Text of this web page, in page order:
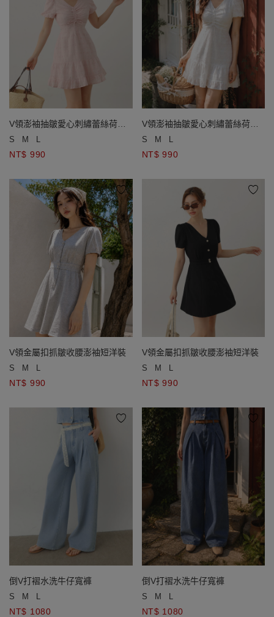
V領澎袖抽皺愛心刺繡蕾絲荷葉
邊短洋裝
S M L
NT$ 990
V領澎袖抽皺愛心刺繡蕾絲荷葉
邊短洋裝
S M L
NT$ 990
V領金屬扣抓皺收腰澎袖短洋裝
S M L
NT$ 990
V領金屬扣抓皺收腰澎袖短洋裝
S M L
NT$ 990
倒V打褶水洗牛仔寬褲
S M L
NT$ 1080
倒V打褶水洗牛仔寬褲
S M L
NT$ 1080